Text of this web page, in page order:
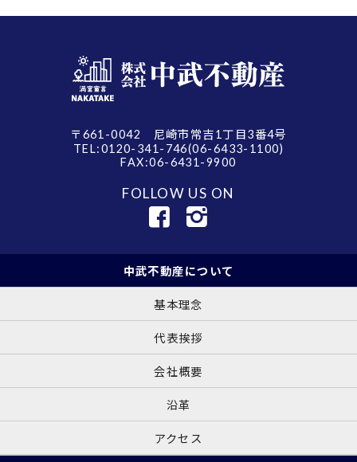
〒661-0042 尼崎市常吉1丁目3番4号
TEL:0120-341-746(06-6433-1100)
FAX:06-6431-9900
FOLLOW US ON
中武不動産について
基本理念
代表挨拶
会社概要
沿革
アクセス